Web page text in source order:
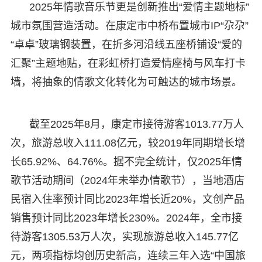
2025年情歌音乐节更是创新推出“爱情主题地标”
城市氛围营造活动。在康定市中桥布置城市IP“尕尕”
“卓卓”玻璃钢装置，在折多河沿线五座桥铺设“爱的
汇聚”主题地贴，在彩虹桥打造爱情座椅与风车打卡
墙，将抽象的情歌文化转化为可触达的城市场景。
截至2025年8月，康定市接待游客1013.77万人
次，旅游总收入111.08亿元，较2019年同期增长增
长65.92%、64.76%。据不完全统计，仅2025年情
歌节活动期间（2024年未举办情歌节），当地酒店
民宿入住率预计同比2023年增长近20%，文创产品
销售预计同比2023年增长230%。2024年，全市接
待游客1305.53万人次，实现旅游总收入145.77亿
元，两项指标均创历史新高，连续三年入选“中国旅